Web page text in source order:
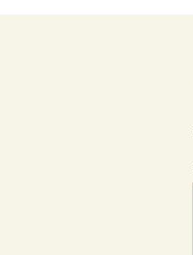
投